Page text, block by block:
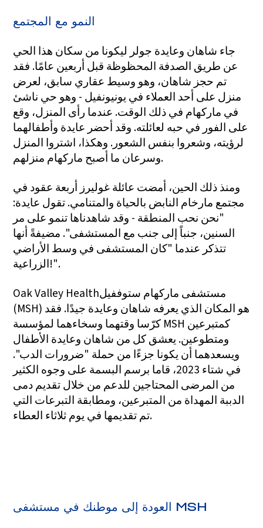
النمو مع المجتمع
جاء شاهان وعايدة جولر ليكونا من سكان هذا الحي
عن طريق الصدفة المحظوظة قبل أربعين عامًا. فقد
تم حجز شاهان، وهو وسيط عقاري سابق، لعرض
منزل على أحد العملاء في يونيونفيل - وهو حي ناشئ
في ماركهام في ذلك الوقت. عندما رأى المنزل، وقع
على الفور في حبه لعائلته. وقد أحضر عايدة وأطفالهما
لرؤيته، وشعروا بنفس الشعور. وهكذا، اشتروا المنزل
وسرعان ما أصبح ماركهام منزلهم.
ومنذ ذلك الحين، أمضت عائلة غوليرز أربعة عقود في
مجتمع مارخام النابض بالحياة والمتنامي. تقول عايدة:
"نحن نحب المنطقة - وقد شاهدناها تنمو على مر
السنين، جنباً إلى جنب مع المستشفى". مضيفةً أنها
تتذكر عندما "كان المستشفى في وسط الأراضي
الزراعية!".
Oak Valley Healthمستشفى ماركهام ستوففيل
(MSH) هو المكان الذي يعرفه شاهان وعايدة جيدًا. فقد
كرّسا وقتهما وسخاءهما لمؤسسة MSH كمتبرعين
ومتطوعين. يعشق كل من شاهان وعايدة الأطفال
ويسعدهما أن يكونا جزءًا من حملة "ضرورات الدب".
في شتاء 2023، قاما برسم البسمة على وجوه الكثير
من المرضى المحتاجين للدعم من خلال تقديم دمى
الدببة المهداة من المتبرعين، ومطابقة التبرعات التي
تم تقديمها في يوم ثلاثاء العطاء.
العودة إلى موطنك في مستشفى MSH